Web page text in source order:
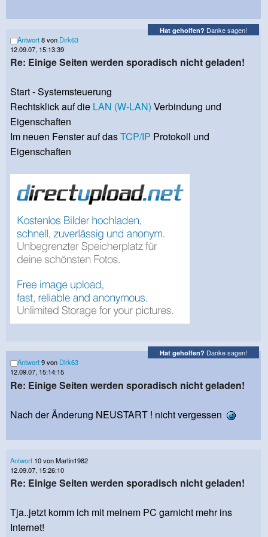
Hat geholfen? Danke sagen!
Antwort8 von Dirk63
12.09.07, 15:13:39
Re: Einige Seiten werden sporadisch nicht geladen!
Start - Systemsteuerung
Rechtsklick auf die LAN (W-LAN) Verbindung und
Eigenschaften
Im neuen Fenster auf dasTCP/IP Protokoll und
Eigenschaften
Hat geholfen? Danke sagen!
Antwort9 von Dirk63
12.09.07, 15:14:15
Re: Einige Seiten werden sporadisch nicht geladen!
Nach der Änderung NEUSTART ! nicht vergessen
Antwort 10 von Martin1982
12.09.07, 15:26:10
Re: Einige Seiten werden sporadisch nicht geladen!
Tja..jetzt komm ich mit meinem PC garnicht mehr ins
Internet!